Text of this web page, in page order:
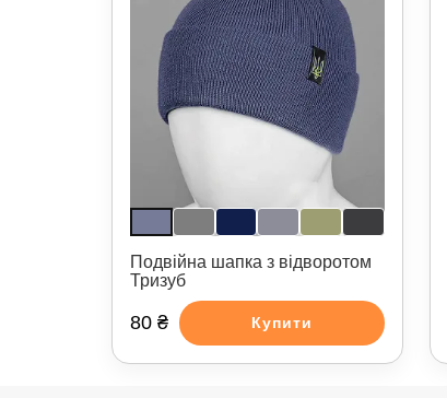
Подвійна шапка з відворотом
Тризуб
80 ₴ Купити